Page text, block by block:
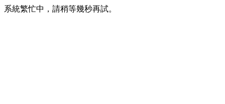
系統繁忙中，請稍等幾秒再試。